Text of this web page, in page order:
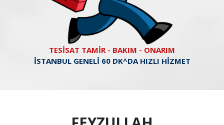
TESİSAT TAMİR - BAKIM - ONARIM
İSTANBUL GENELİ 60 DK^DA HIZLI HİZMET